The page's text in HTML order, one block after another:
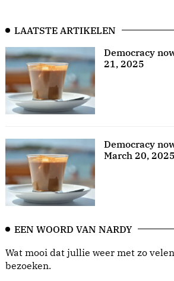
LAATSTE ARTIKELEN
Democracy
21, 2025
Democracy
March 20, 2025
EEN WOORD VAN NARDY
Wat mooi dat jullie weer met zo
bezoeken.